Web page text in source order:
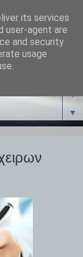
▼
▼
its services
user-agent are
and security
usage